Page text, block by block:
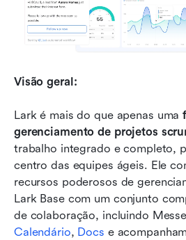
Visão geral:
Lark é mais do que apenas uma
gerenciamento de projetos
trabalho integrado e completo,
centro das equipes ágeis. Ele
recursos poderosos de
Lark Base com um conjunto
Calendário, Docs e